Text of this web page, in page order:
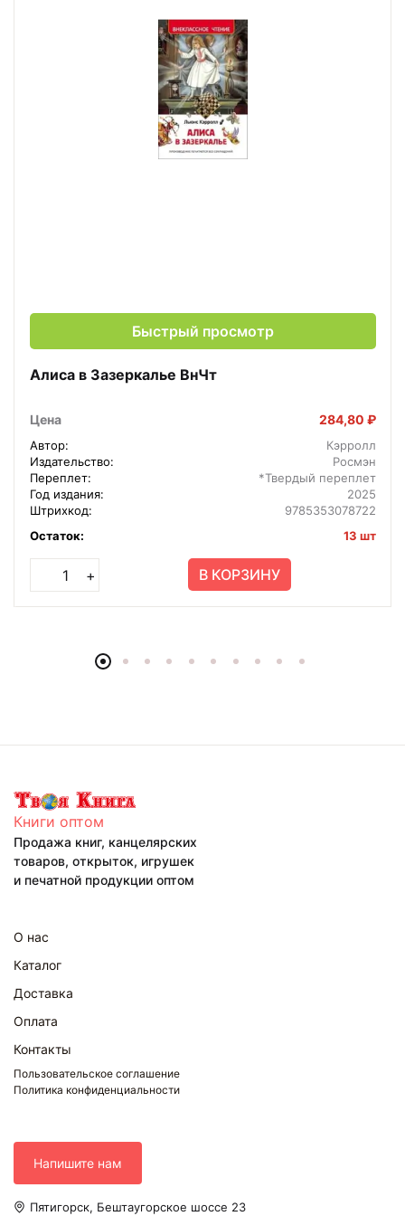
Быстрый просмотр
Алиса в Зазеркалье ВнЧт
Цена 284,80 ₽
Автор:
Кэрролл
Издательство:
Росмэн
Переплет:
*Твердый переплет
Год издания:
2025
Штрихкод:
9785353078722
Остаток:
13 шт
+ В КОРЗИНУ
Книги оптом
Продажа книг, канцелярских
товаров, открыток, игрушек
и печатной продукции оптом
О нас
Каталог
Доставка
Оплата
Контакты
Пользовательское соглашение
Политика конфиденциальности
Напишите нам
Пятигорск, Бештаугорское шоссе 23